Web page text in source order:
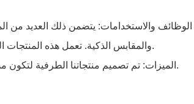
الوظائف والاستخدامات: يتضمن ذلك العديد من
والمقابس الذكية. تعمل هذه المنتجات الطرفية بالتنسيق مع الأجهزة الرئيسية لتعزيز الأداء العام وتجربة المستخدم لأنظمة المنزل الذكي.
الميزات: تم تصميم منتجاتنا الطرفية لتكون مدمجة وسهلة التركيب والاستخدام ومتوافقة للغاية مع الأجهزة المنزلية الذكية السائدة في السوق.